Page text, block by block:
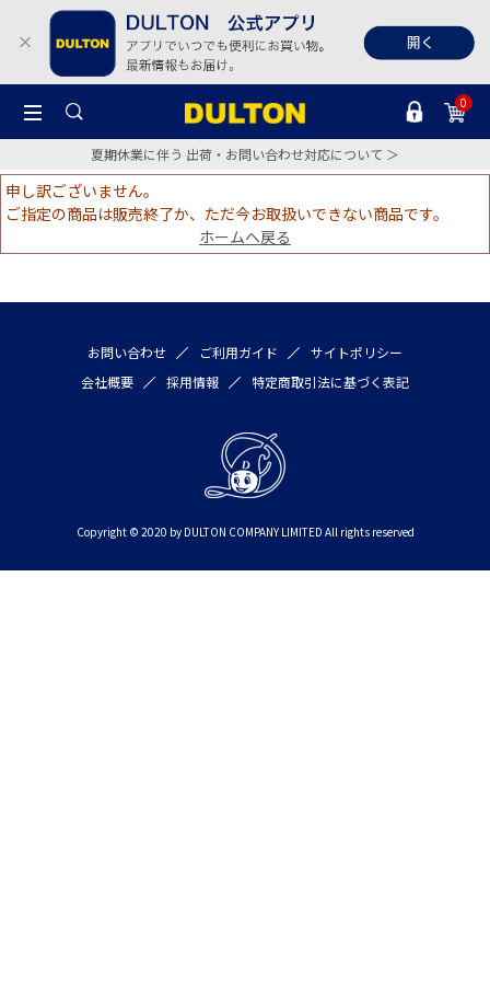
0
夏期休業に伴う 出荷・お問い合わせ対応について ＞
申し訳ございません。
ご指定の商品は販売終了か、ただ今お取扱いできない商品です。
ホームへ戻る
お問い合わせ ご利用ガイド
サイトポリシー
会社概要
採用情報 特定商取引法に基づく表記
Copyright © 2020 by DULTON COMPANY LIMITED All rights reserved